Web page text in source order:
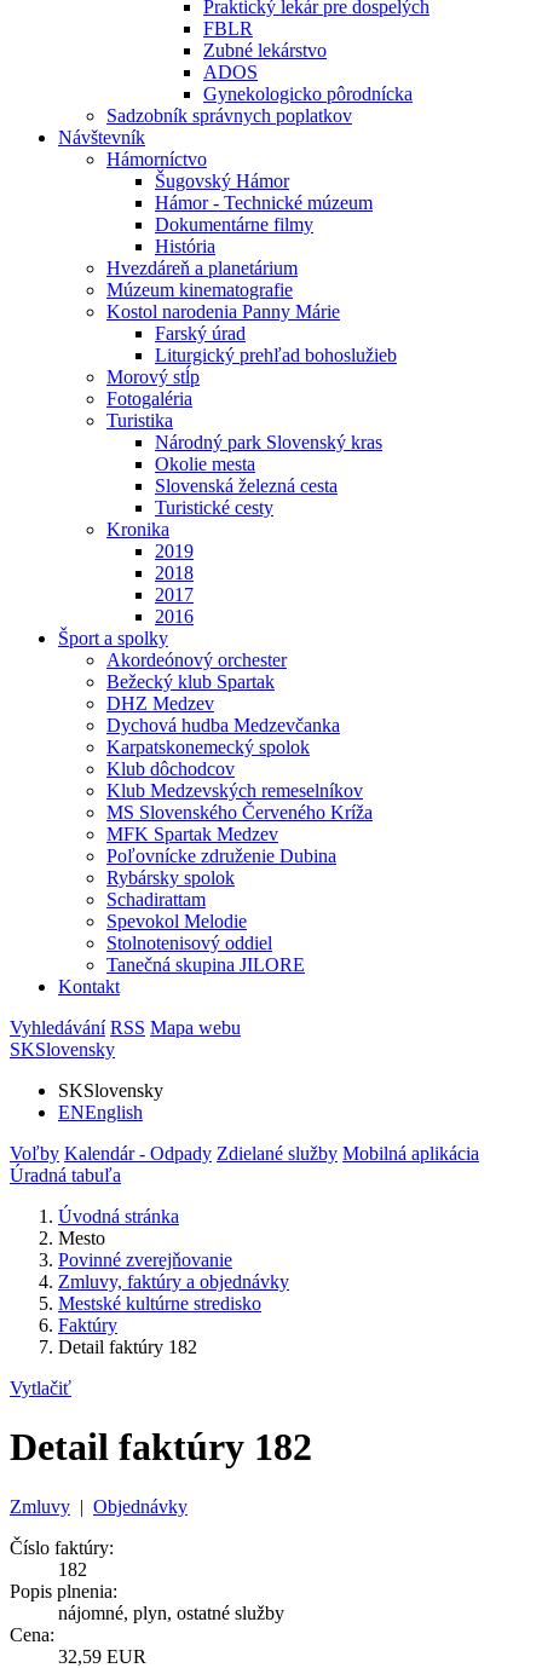
Praktický lekár pre dospelých
FBLR
Zubné lekárstvo
ADOS
Gynekologicko pôrodnícka
Sadzobník správnych poplatkov
Návštevník
Hámorníctvo
Šugovský Hámor
Hámor - Technické múzeum
Dokumentárne filmy
História
Hvezdáreň a planetárium
Múzeum kinematografie
Kostol narodenia Panny Márie
Farský úrad
Liturgický prehľad bohoslužieb
Morový stĺp
Fotogaléria
Turistika
Národný park Slovenský kras
Okolie mesta
Slovenská železná cesta
Turistické cesty
Kronika
2019
2018
2017
2016
Šport a spolky
Akordeónový orchester
Bežecký klub Spartak
DHZ Medzev
Dychová hudba Medzevčanka
Karpatskonemecký spolok
Klub dôchodcov
Klub Medzevských remeselníkov
MS Slovenského Červeného Kríža
MFK Spartak Medzev
Poľovnícke združenie Dubina
Rybársky spolok
Schadirattam
Spevokol Melodie
Stolnotenisový oddiel
Tanečná skupina JILORE
Kontakt
Vyhledávání RSS Mapa webu
SKSlovensky
SKSlovensky
ENEnglish
Voľby Kalendár - Odpady Zdielané služby Mobilná aplikácia
Úradná tabuľa
Úvodná stránka
Mesto
Povinné zverejňovanie
Zmluvy, faktúry a objednávky
Mestské kultúrne stredisko
Faktúry
Detail faktúry 182
Vytlačiť
Detail faktúry 182
Zmluvy | Objednávky
Číslo faktúry:
182
Popis plnenia:
nájomné, plyn, ostatné služby
Cena:
32,59 EUR